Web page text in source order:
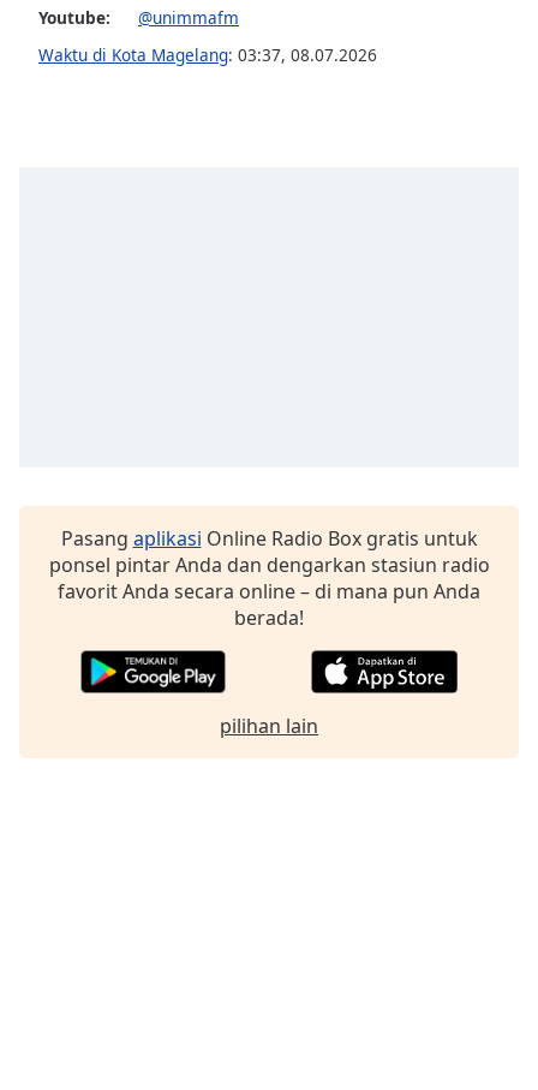
Font
Family
Youtube:
@unimmafm
Waktu di Kota Magelang: 03:37, 08.07.2026
Pasang aplikasi Online Radio Box gratis untuk
ponsel pintar Anda dan dengarkan stasiun radio
favorit Anda secara online – di mana pun Anda
berada!
pilihan lain